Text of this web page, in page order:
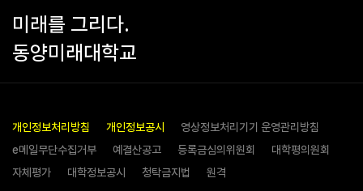
미래를 그리다.
동양미래대학교
개인정보처리방침 개인정보공시
영상정보처리기기 운영관리방침
e메일무단수집거부
예결산공고 등록금심의위원회
대학평의원회
자체평가
대학정보공시 청탁금지법 원격